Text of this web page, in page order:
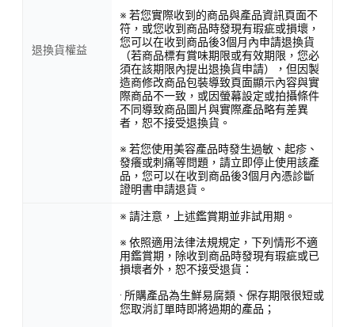
退換貨權益
※ 若您實際收到的商品與產品資訊頁面不
符，或您收到商品時發現有瑕疵或損壞，
您可以在收到商品後3個月內申請退換貨
（若商品標有賞味期限或有效期限，您必
須在該期限內提出退換貨申請），但因製
造商修改商品包裝導致頁面顯示內容與實
際商品不一致，或因螢幕設定或拍攝條件
不同導致商品圖片與實際產品略有差異
者，恕不接受退換貨。
※ 若您使用美容產品時發生過敏、起疹、
發癢或刺痛等問題，請立即停止使用該產
品，您可以在收到商品後3個月內憑診斷
證明書申請退貨。
※ 請注意，上述鑑賞期並非試用期。
※ 依照適用法律法規規定，下列情形不適
用鑑賞期，除收到商品時發現有瑕疵或已
損壞者外，恕不接受退貨：
· 所購產品為生鮮易腐類、保存期限很短或
您取消訂單時即將過期的產品；